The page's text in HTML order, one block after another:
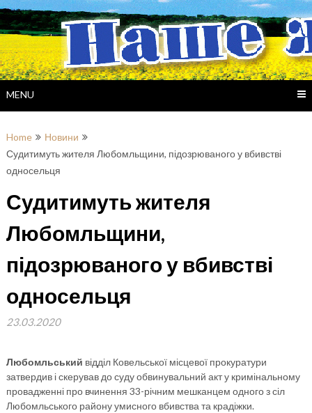
Skip
to
content
MENU
Home
Новини
Судитимуть жителя Любомльщини, підозрюваного у вбивстві
односельця
Судитимуть жителя
Любомльщини,
підозрюваного у вбивстві
односельця
23.03.2020
Любомльський відділ Ковельської місцевої прокуратури
затвердив і скерував до суду обвинувальний акт у кримінальному
провадженні про вчинення 33-річним мешканцем одного з сіл
Любомльського району умисного вбивства та крадіжки.